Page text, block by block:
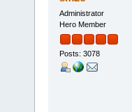
Administrator
Hero Member
Posts: 3078